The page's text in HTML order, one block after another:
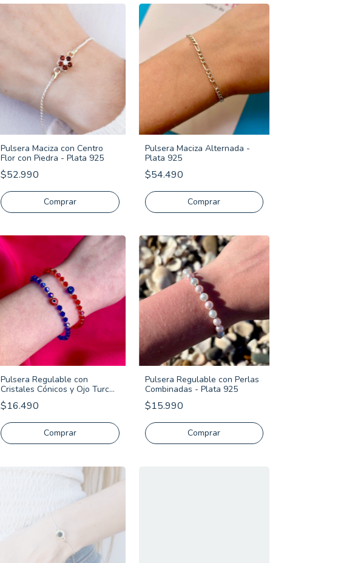
Pulsera Maciza con Centro
Flor con Piedra - Plata 925
$52.990
Comprar
Pulsera Maciza Alternada -
Plata 925
$54.490
Comprar
Pulsera Regulable con
Cristales Cónicos y Ojo Turco
- Plata 925
$16.490
Comprar
Pulsera Regulable con Perlas
Combinadas - Plata 925
$15.990
Comprar